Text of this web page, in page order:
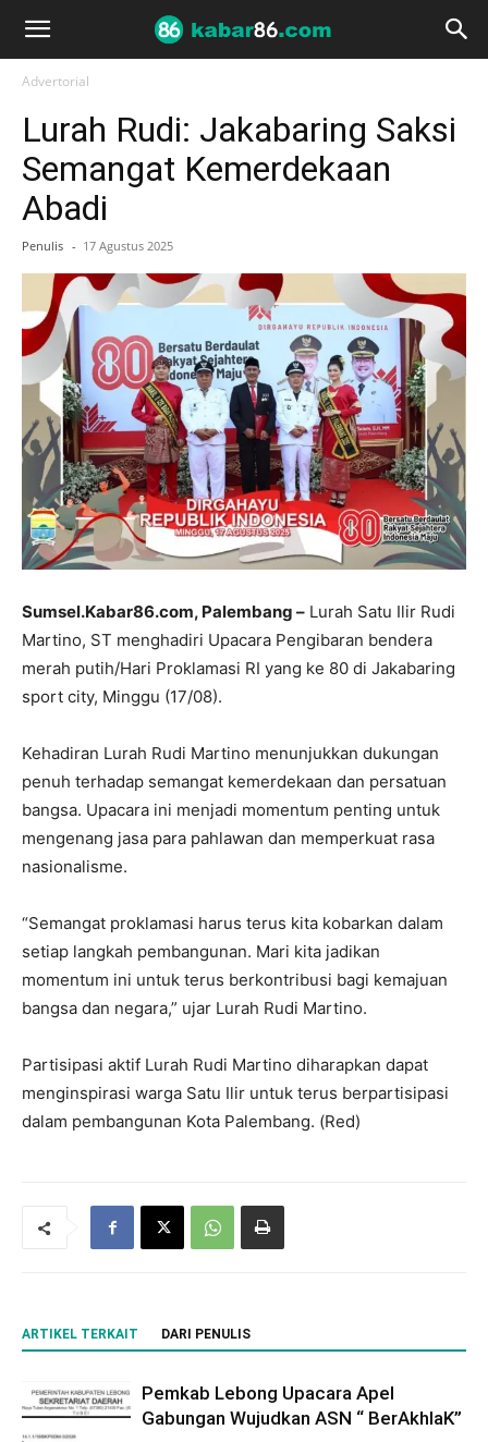
Advertorial
Lurah Rudi: Jakabaring Saksi
Semangat Kemerdekaan
Abadi
Penulis - 17 Agustus 2025
Sumsel.Kabar86.com, Palembang – Lurah Satu Ilir Rudi
Martino, ST menghadiri Upacara Pengibaran bendera
merah putih/Hari Proklamasi RI yang ke 80 di Jakabaring
sport city, Minggu (17/08).
Kehadiran Lurah Rudi Martino menunjukkan dukungan
penuh terhadap semangat kemerdekaan dan persatuan
bangsa. Upacara ini menjadi momentum penting untuk
mengenang jasa para pahlawan dan memperkuat rasa
nasionalisme.
“Semangat proklamasi harus terus kita kobarkan dalam
setiap langkah pembangunan. Mari kita jadikan
momentum ini untuk terus berkontribusi bagi kemajuan
bangsa dan negara,” ujar Lurah Rudi Martino.
Partisipasi aktif Lurah Rudi Martino diharapkan dapat
menginspirasi warga Satu Ilir untuk terus berpartisipasi
dalam pembangunan Kota Palembang. (Red)
ARTIKEL TERKAIT DARI PENULIS
Pemkab Lebong Upacara Apel
Gabungan Wujudkan ASN “ BerAkhlaK”